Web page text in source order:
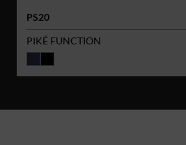
PS20
PIKÉ FUNCTION